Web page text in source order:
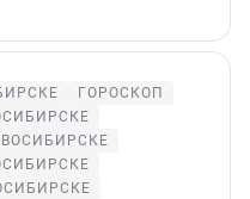
ГОРОСКОП